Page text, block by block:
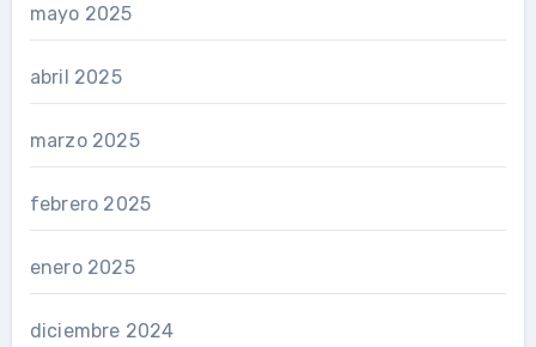
mayo 2025
abril 2025
marzo 2025
febrero 2025
enero 2025
diciembre 2024